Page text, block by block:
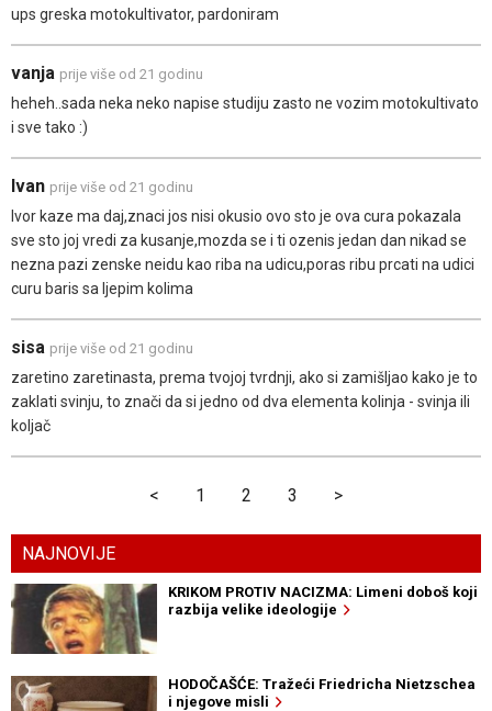
ups greska motokultivator, pardoniram
vanja prije više od 21 godinu
heheh..sada neka neko napise studiju zasto ne vozim motokultivato
i sve tako :)
Ivan prije više od 21 godinu
Ivor kaze ma daj,znaci jos nisi okusio ovo sto je ova cura pokazala
sve sto joj vredi za kusanje,mozda se i ti ozenis jedan dan nikad se
nezna pazi zenske neidu kao riba na udicu,poras ribu prcati na udici
curu baris sa ljepim kolima
sisa prije više od 21 godinu
zaretino zaretinasta, prema tvojoj tvrdnji, ako si zamišljao kako je to
zaklati svinju, to znači da si jedno od dva elementa kolinja - svinja ili
koljač
< 1 2 3 >
NAJNOVIJE
KRIKOM PROTIV NACIZMA: Limeni doboš koji
razbija velike ideologije
HODOČAŠĆE: Tražeći Friedricha Nietzschea
i njegove misli